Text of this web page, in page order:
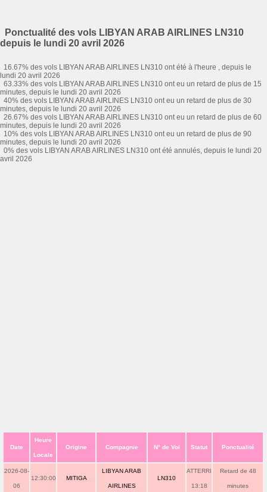
Ponctualité des vols LIBYAN ARAB AIRLINES LN310
depuis le lundi 20 avril 2026
16.67% des vols LIBYAN ARAB AIRLINES LN310 ont été à l'heure , depuis le
lundi 20 avril 2026
63.33% des vols LIBYAN ARAB AIRLINES LN310 ont eu un retard de plus de 15
minutes, depuis le lundi 20 avril 2026
40% des vols LIBYAN ARAB AIRLINES LN310 ont eu un retard de plus de 30
minutes, depuis le lundi 20 avril 2026
26.67% des vols LIBYAN ARAB AIRLINES LN310 ont eu un retard de plus de 60
minutes, depuis le lundi 20 avril 2026
10% des vols LIBYAN ARAB AIRLINES LN310 ont eu un retard de plus de 90
minutes, depuis le lundi 20 avril 2026
0% des vols LIBYAN ARAB AIRLINES LN310 ont été annulés, depuis le lundi 20
avril 2026
Date
Heure
Locale
Origine Compagnie N° de Vol Statut Ponctualité
2026-08-
06
12:30:00 MITIGA
LIBYAN ARAB
AIRLINES
LN310
ATTERRI
13:18
Retard de 48
minutes